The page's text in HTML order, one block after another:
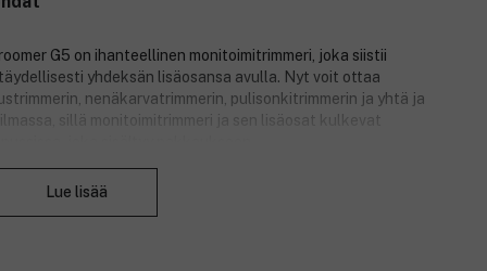
G5 on ihanteellinen monitoimitrimmeri, joka siistii
yhdeksän lisäosansa avulla. Nyt voit ottaa
nenäkarvatrimmerin, pulisonkitrimmerin ja yhtä ja
sillä monitoimitrimmeri ja sen lisäosat kulkevat
varpaisiin. Graphite G5 on täysin vesitiivis, joten voi ottaa
ja nopeasti. Vedenkestävien terien ansiosta
Lue lisää